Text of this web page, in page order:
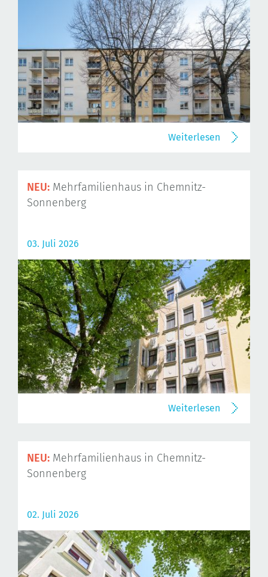
Weiterlesen
NEU: Mehrfamilienhaus in Chemnitz-
Sonnenberg
03. Juli 2026
Weiterlesen
NEU: Mehrfamilienhaus in Chemnitz-
Sonnenberg
02. Juli 2026